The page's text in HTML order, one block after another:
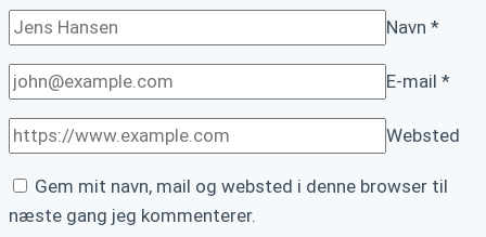
Navn *
E-mail *
Websted
Gem mit navn, mail og websted i denne browser til
næste gang jeg kommenterer.